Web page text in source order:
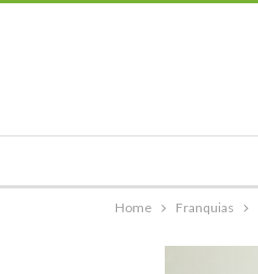
Home Franquias